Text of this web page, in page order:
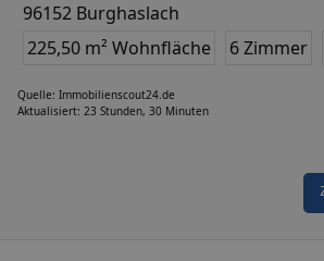
96152 Burghaslach
225,50 m² Wohnfläche
6 Zimmer
Quelle: Immobilienscout24.de
Aktualisiert: 23 Stunden, 30 Minuten